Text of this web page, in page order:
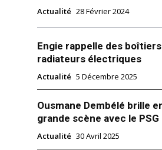
Actualité 28 Février 2024
Engie rappelle des
radiateurs électriques
Actualité 5 Décembre 2025
Ousmane Dembélé brille
grande scène avec le PSG
Actualité 30 Avril 2025